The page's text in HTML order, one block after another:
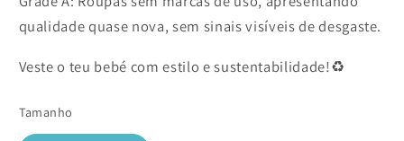
qualidade quase nova, sem sinais visíveis de desgaste.
Veste o teu bebé com estilo e sustentabilidade!♻️
Tamanho